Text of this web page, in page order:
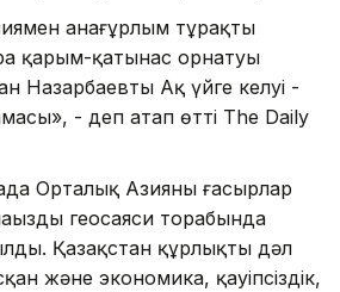
анағұрлым тұрақты
қарым-қатынас орнатуы
Назарбаевтың Ақ үйге келуі -
- деп атап өтті The Daily
Орталық Азияның ғасырлар
геосаяси торабында
Қазақстан құрлықтың дәл
және экономика, қауіпсіздік,